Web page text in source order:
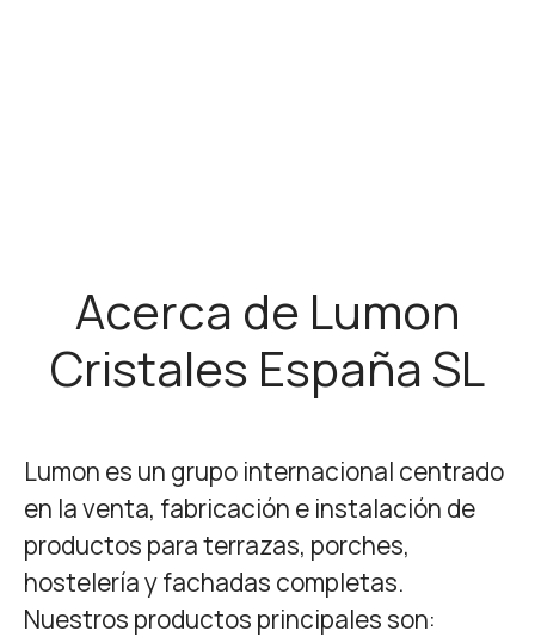
Acerca de Lumon
Cristales España SL
Lumon es un grupo internacional centrado
en la venta, fabricación e instalación de
productos para terrazas, porches,
hostelería y fachadas completas.
Nuestros productos principales son: